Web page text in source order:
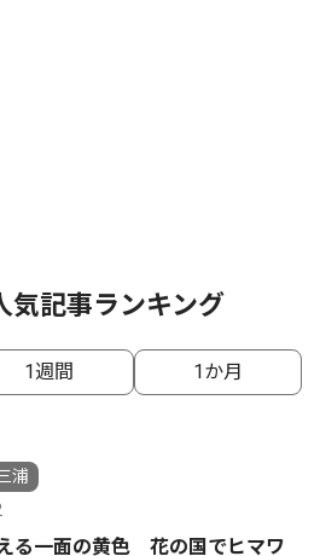
気記事ランキング
1週間 1か月
浦
る一面の黄色 花の国でヒマワ